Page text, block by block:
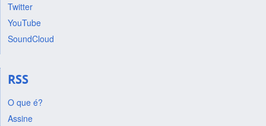
Twitter
YouTube
SoundCloud
RSS
O que é?
Assine